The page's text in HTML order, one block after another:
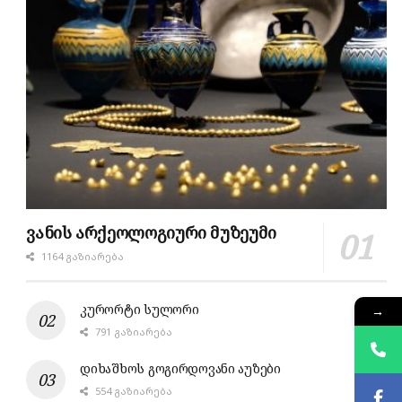
ვანის არქეოლოგიური მუზეუმი
1164 ᲒᲐᲖᲘᲐᲠᲔᲑᲐ
კურორტი სულორი
791 ᲒᲐᲖᲘᲐᲠᲔᲑᲐ
დიხაშხოს გოგირდოვანი აუზები
554 ᲒᲐᲖᲘᲐᲠᲔᲑᲐ
→